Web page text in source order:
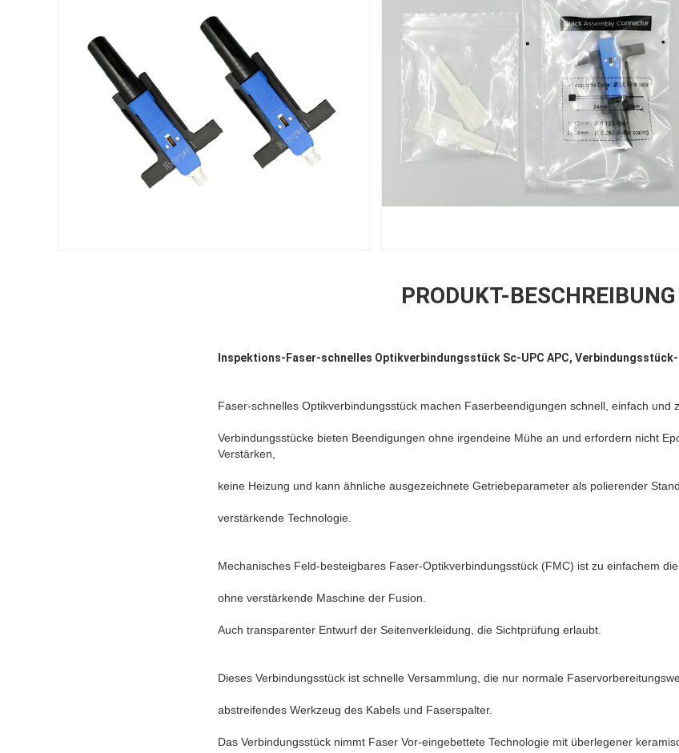
PRODUKT-BESCHREIBUNG
Inspektions-Faser-schnelles Optikverbindungsstück Sc-UPC APC,
Faser-schnelles Optikverbindungsstück machen Faserbeendigungen schnell, einfach und
Verbindungsstücke bieten Beendigungen ohne irgendeine Mühe an und erfordern nicht
Verstärken,
keine Heizung und kann ähnliche ausgezeichnete Getriebeparameter als polierender
verstärkende Technologie.
Mechanisches Feld-besteigbares Faser-Optikverbindungsstück (FMC) ist zu einfachem
ohne verstärkende Maschine der Fusion.
Auch transparenter Entwurf der Seitenverkleidung, die Sichtprüfung erlaubt.
Dieses Verbindungsstück ist schnelle Versammlung, die nur normale
abstreifendes Werkzeug des Kabels und Faserspalter.
Das Verbindungsstück nimmt Faser Vor-eingebettete Technologie mit überlegener